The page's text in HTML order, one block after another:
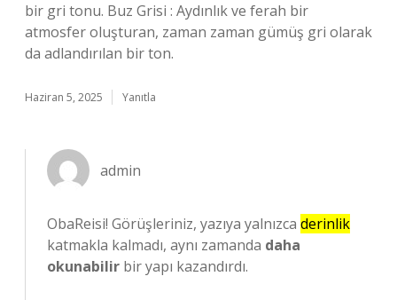
bir gri tonu. Buz Grisi : Aydınlık ve ferah bir
atmosfer oluşturan, zaman zaman gümüş gri olarak
da adlandırılan bir ton.
Haziran 5, 2025 Yanıtla
admin
ObaReisi! Görüşleriniz, yazıya yalnızca derinlik
katmakla kalmadı, aynı zamanda daha
okunabilir bir yapı kazandırdı.